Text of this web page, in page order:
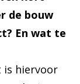
de bouw
En wat te
is hiervoor